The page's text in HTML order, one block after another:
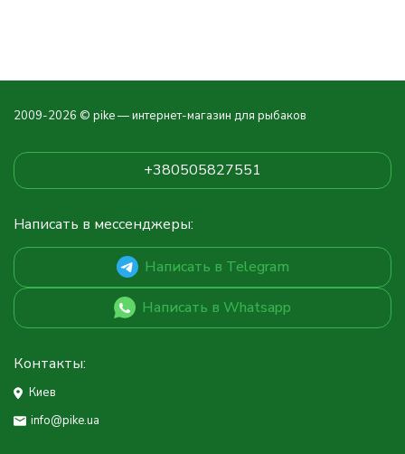
2009-2026 © pike — интернет-магазин для рыбаков
+380505827551
Написать в мессенджеры:
Написать в Telegram
Написать в Whatsapp
Контакты:
Киев
info@pike.ua